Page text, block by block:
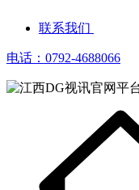
联系我们
电话：0792-4688066